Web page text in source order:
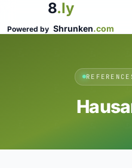
8.ly
Powered by Shrunken.com